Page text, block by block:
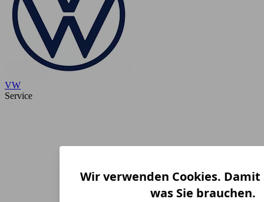
VW
Service
Wir verwenden Cookies.
was Sie brauchen.